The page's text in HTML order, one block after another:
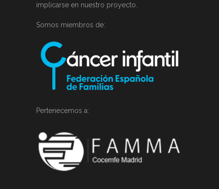
implicarse en nuestro proyecto.
Somos miembros de:
Pertenecemos a: